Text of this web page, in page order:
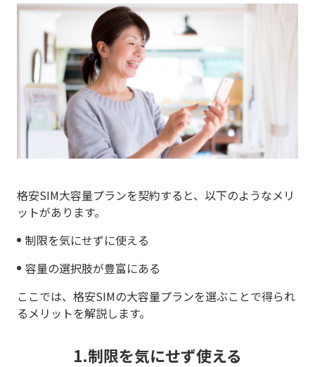
格安SIM大容量プランを契約すると、以下のようなメリ
ットがあります。
制限を気にせずに使える
容量の選択肢が豊富にある
ここでは、格安SIMの大容量プランを選ぶことで得られ
るメリットを解説します。
1.制限を気にせず使える